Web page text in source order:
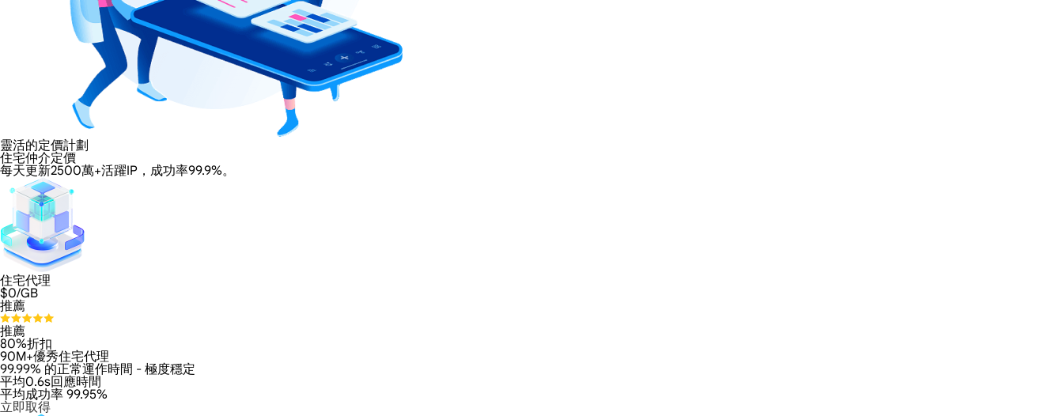
靈活的定價計劃
住宅仲介定價
每天更新2500萬+活躍IP，成功率99.9%。
住宅代理
$0/GB
推薦
推薦
80%折扣
90M+優秀住宅代理
99.99% 的正常運作時間 - 極度穩定
平均0.6s回應時間
平均成功率 99.95%
立即取得